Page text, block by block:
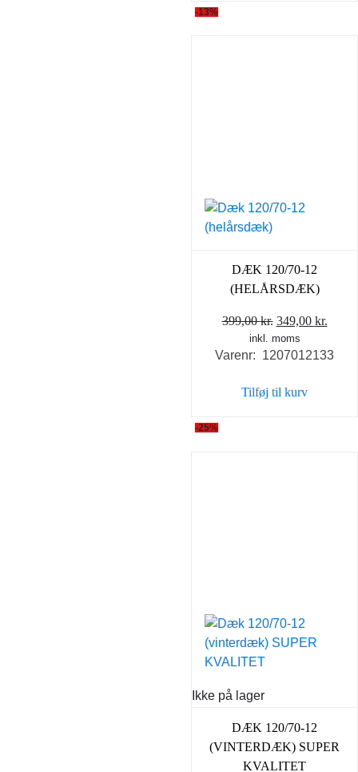
-13%
DÆK 120/70-12
(HELÅRSDÆK)
399,00kr. Den
oprindelige
pris
399,00 kr..
349,00 kr.Den
pris
inkl. moms
Varenr: 1207012133
Tilføj til kurv
-25%
Ikke på lager
DÆK 120/70-12
(VINTERDÆK) SUPER
KVALITET